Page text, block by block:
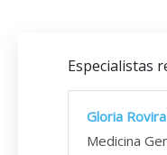
Especialistas
Gloria
Medicina